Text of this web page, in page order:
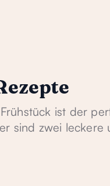
ist der
sind zwei